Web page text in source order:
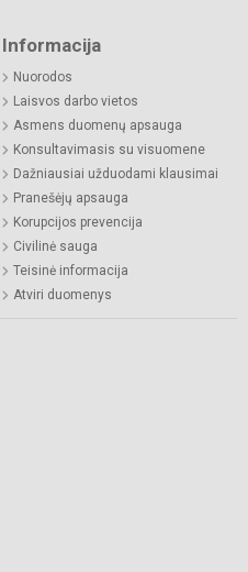
Informacija
Nuorodos
Laisvos darbo vietos
Asmens duomenų apsauga
Konsultavimasis su visuomene
Dažniausiai užduodami klausimai
Pranešėjų apsauga
Korupcijos prevencija
Civilinė sauga
Teisinė informacija
Atviri duomenys